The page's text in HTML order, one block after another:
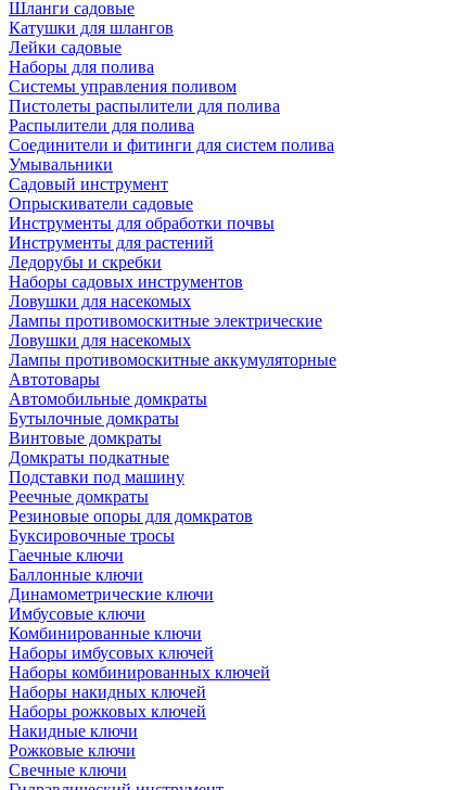
Шланги садовые
Катушки для шлангов
Лейки садовые
Наборы для полива
Системы управления поливом
Пистолеты распылители для полива
Распылители для полива
Соединители и фитинги для систем полива
Умывальники
Садовый инструмент
Опрыскиватели садовые
Инструменты для обработки почвы
Инструменты для растений
Ледорубы и скребки
Наборы садовых инструментов
Ловушки для насекомых
Лампы противомоскитные электрические
Ловушки для насекомых
Лампы противомоскитные аккумуляторные
Автотовары
Автомобильные домкраты
Бутылочные домкраты
Винтовые домкраты
Домкраты подкатные
Подставки под машину
Реечные домкраты
Резиновые опоры для домкратов
Буксировочные тросы
Гаечные ключи
Баллонные ключи
Динамометрические ключи
Имбусовые ключи
Комбинированные ключи
Наборы имбусовых ключей
Наборы комбинированных ключей
Наборы накидных ключей
Наборы рожковых ключей
Накидные ключи
Рожковые ключи
Свечные ключи